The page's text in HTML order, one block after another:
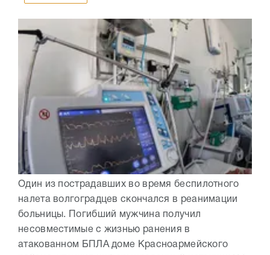
Один из пострадавших во время беспилотного
налета волгоградцев скончался в реанимации
больницы. Погибший мужчина получил
несовместимые с жизнью ранения в
атакованном БПЛА доме Красноармейского